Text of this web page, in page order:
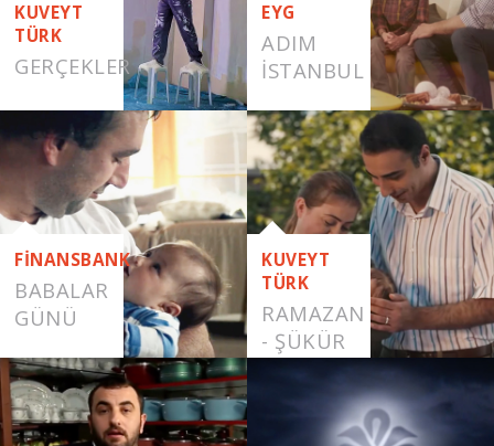
KUVEYT
TÜRK
GERÇEKLER
EYG
ADIM
İSTANBUL
FİNANSBANK
BABALAR
GÜNÜ
KUVEYT
TÜRK
RAMAZAN
- ŞÜKÜR